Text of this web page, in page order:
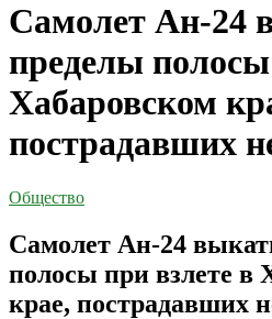
Самолет Ан-24
пределы
Хабаровском
пострадавших
Общество
Самолет Ан-24
полосы при взлете в
крае, пострадавших